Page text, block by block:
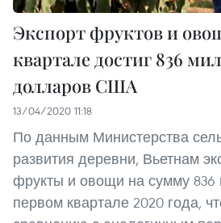
Экспорт фруктов и
квартале достиг 836
долларов США
13/04/2020 11:18
По данным Министерства
развития деревни, Вьетнам
фрукты и овощи на сумму
первом квартале 2020 года,